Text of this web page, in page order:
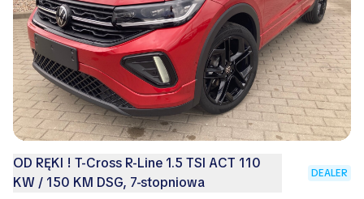
OD RĘKI ! T-Cross R-Line 1.5 TSI ACT 110
KW / 150 KM DSG, 7-stopniowa
DEALER